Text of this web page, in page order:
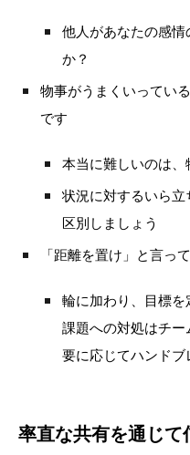
他人があなたの感
か？
物事がうまくいってい
です
本当に難しいのは
状況に対するいら
区別しましょう
「距離を置け」と言っ
輪に加わり、目標を
課題への対処はチ
要に応じてハンドブ
率直な共有を通じて